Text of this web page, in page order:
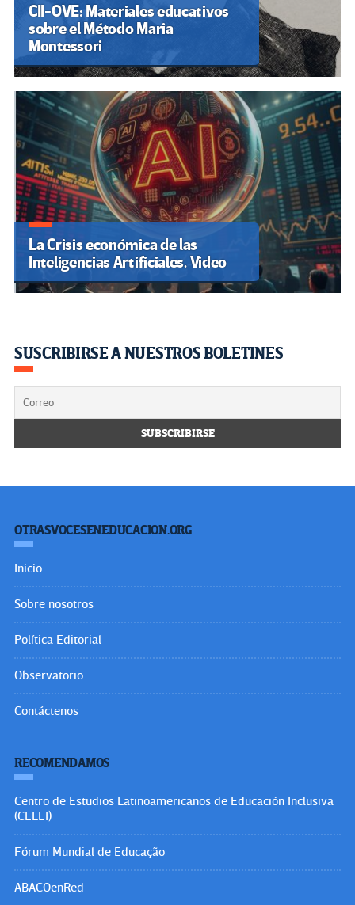
CII-OVE: Materiales educativos
sobre el Método Maria
Montessori
La Crisis económica de las
Inteligencias Artificiales. Video
SUSCRIBIRSE A NUESTROS BOLETINES
OTRASVOCESENEDUCACION.ORG
Inicio
Sobre nosotros
Política Editorial
Observatorio
Contáctenos
RECOMENDAMOS
Centro de Estudios Latinoamericanos de Educación Inclusiva
(CELEI)
Fórum Mundial de Educação
ABACOenRed